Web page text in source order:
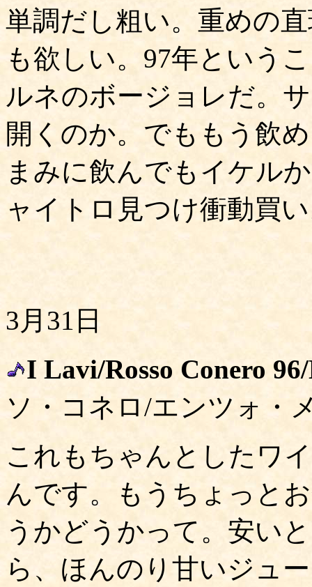
単調だし粗い。重めの
も欲しい。97年という
ルネのボージョレだ。
開くのか。でももう飲
まみに飲んでもイケル
ャイトロ見つけ衝動買
3月31日
I Lavi/Rosso Conero
ソ・コネロ/エンツォ・
これもちゃんとしたワ
んです。もうちょっと
うかどうかって。安い
ら、ほんのり甘いジュ